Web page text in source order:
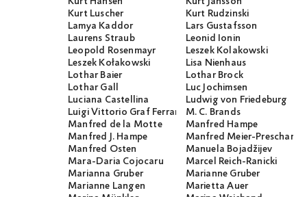
Kurt Luscher
Kurt Rudzinski
Lamya Kaddor
Lars Gustafsson
Laurens Straub
Leonid Ionin
Leopold Rosenmayr
Leszek Kolakowski
Leszek Kołakowski
Lisa Nienhaus
Lothar Baier
Lothar Brock
Lothar Gall
Luc Jochimsen
Luciana Castellina
Ludwig von Friedeburg
Luigi Vittorio Graf Ferraris
M. C. Brands
Manfred de la Motte
Manfred Hampe
Manfred J. Hampe
Manfred Meier-Preschany
Manfred Osten
Manuela Bojadžijev
Mara-Daria Cojocaru
Marcel Reich-Ranicki
Marianna Gruber
Marianne Gruber
Marianne Langen
Marietta Auer